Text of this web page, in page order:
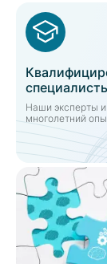
Наши эксперты
многолетний